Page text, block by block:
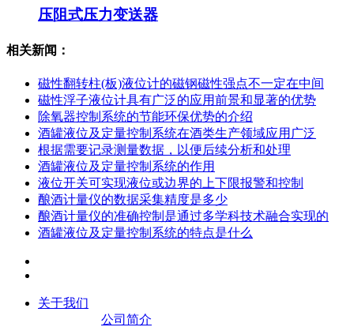
压阻式压力变送器
相关新闻：
磁性翻转柱(板)液位计的磁钢磁性强点不一定在中间
磁性浮子液位计具有广泛的应用前景和显著的优势
除氧器控制系统的节能环保优势的介绍
酒罐液位及定量控制系统在酒类生产领域应用广泛
根据需要记录测量数据，以便后续分析和处理
酒罐液位及定量控制系统的作用
液位开关可实现液位或边界的上下限报警和控制
酿酒计量仪的数据采集精度是多少
酿酒计量仪的准确控制是通过多学科技术融合实现的
酒罐液位及定量控制系统的特点是什么
关于我们
公司简介